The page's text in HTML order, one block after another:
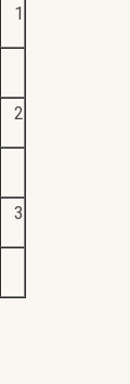
1
2
3